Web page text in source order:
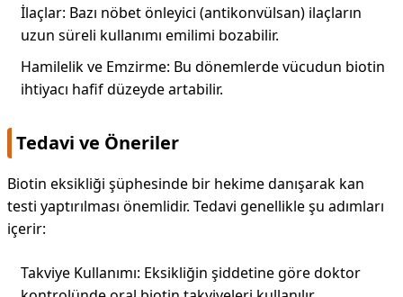
İlaçlar: Bazı nöbet önleyici (antikonvülsan) ilaçların
uzun süreli kullanımı emilimi bozabilir.
Hamilelik ve Emzirme: Bu dönemlerde vücudun biotin
ihtiyacı hafif düzeyde artabilir.
Tedavi ve Öneriler
Biotin eksikliği şüphesinde bir hekime danışarak kan
testi yaptırılması önemlidir. Tedavi genellikle şu adımları
içerir:
Takviye Kullanımı: Eksikliğin şiddetine göre doktor